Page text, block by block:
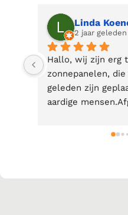
Paul
2 jaar geleden
Half juni zijn door
zonnepanelen
proces is vlotjes,
verlopen.
plekke te